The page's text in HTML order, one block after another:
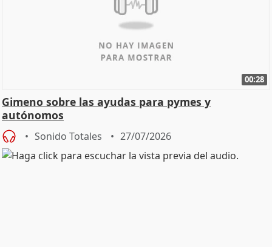
00:28
Gimeno sobre las ayudas para pymes y
autónomos
Sonido Totales 27/07/2026